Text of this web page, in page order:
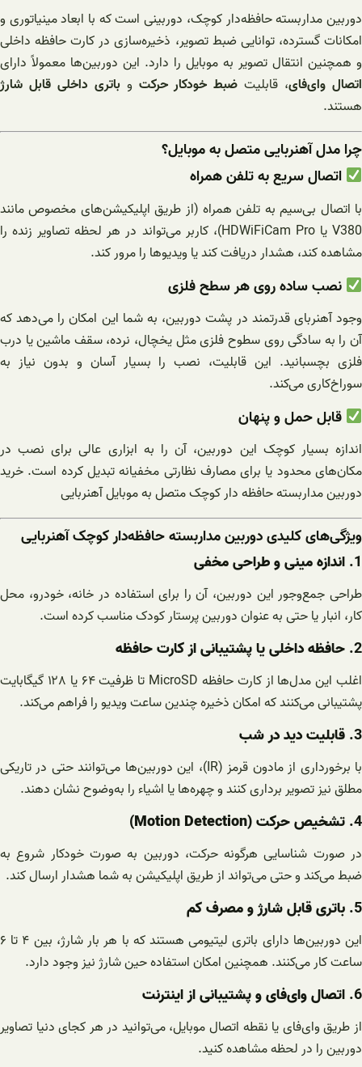
دوربین مداربسته حافظه‌دار کوچک، دوربینی است که با ابعاد مینیاتوری و
امکانات گسترده، توانایی ضبط تصویر، ذخیره‌سازی در کارت حافظه داخلی
و همچنین انتقال تصویر به موبایل را دارد. این دوربین‌ها معمولاً دارای
اتصال وای‌فای، قابلیت ضبط خودکار حرکت وباتری داخلی قابل شارژ
هستند.
چرا مدل آهنربایی متصل به موبایل؟
اتصال سریع به تلفن همراه
با اتصال بی‌سیم به تلفن همراه (از طریق اپلیکیشن‌های مخصوص مانند
V380 یا HDWiFiCam Pro)، کاربر می‌تواند در هر لحظه تصاویر زنده را
مشاهده کند، هشدار دریافت کند یا ویدیوها را مرور کند.
نصب ساده روی هر سطح فلزی
وجود آهنربای قدرتمند در پشت دوربین، به شما این امکان را می‌دهد که
آن را به سادگی روی سطوح فلزی مثل یخچال، نرده، سقف ماشین یا درب
فلزی بچسبانید. این قابلیت، نصب را بسیار آسان و بدون نیاز به
سوراخ‌کاری می‌کند.
قابل حمل و پنهان
اندازه بسیار کوچک این دوربین، آن را به ابزاری عالی برای نصب در
مکان‌های محدود یا برای مصارف نظارتی مخفیانه تبدیل کرده است. خرید
دوربین مداربسته حافظه دار کوچک متصل به موبایل آهنربایی
ویژگی‌های کلیدی دوربین مداربسته حافظه‌دار کوچک آهنربایی
1. اندازه مینی و طراحی مخفی
طراحی جمع‌وجور این دوربین، آن را برای استفاده در خانه، خودرو، محل
کار، انبار یا حتی به عنوان دوربین پرستار کودک مناسب کرده است.
2. حافظه داخلی یا پشتیبانی از کارت حافظه
اغلب این مدل‌ها از کارت حافظه MicroSD تا ظرفیت ۶۴ یا ۱۲۸ گیگابایت
پشتیبانی می‌کنند که امکان ذخیره چندین ساعت ویدیو را فراهم می‌کند.
3. قابلیت دید در شب
با برخورداری از مادون قرمز (IR)، این دوربین‌ها می‌توانند حتی در تاریکی
مطلق نیز تصویر برداری کنند و چهره‌ها یا اشیاء را به‌وضوح نشان دهند.
4. تشخیص حرکت (Motion Detection)
در صورت شناسایی هرگونه حرکت، دوربین به صورت خودکار شروع به
ضبط می‌کند و حتی می‌تواند از طریق اپلیکیشن به شما هشدار ارسال کند.
5. باتری قابل شارژ و مصرف کم
این دوربین‌ها دارای باتری لیتیومی هستند که با هر بار شارژ، بین ۴ تا ۶
ساعت کار می‌کنند. همچنین امکان استفاده حین شارژ نیز وجود دارد.
6. اتصال وای‌فای و پشتیبانی از اینترنت
از طریق وای‌فای یا نقطه اتصال موبایل، می‌توانید در هر کجای دنیا تصاویر
دوربین را در لحظه مشاهده کنید.